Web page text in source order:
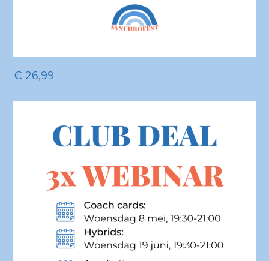
€ 26,99